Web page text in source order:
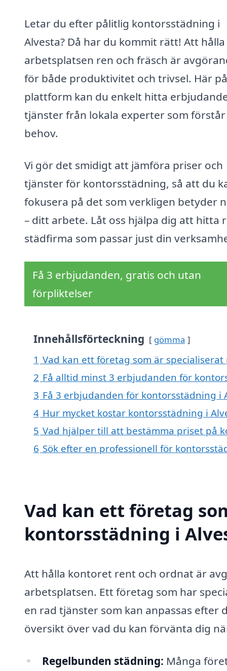
Letar du efter pålitlig kontorsstädning i
Alvesta? Då har du kommit rätt! Att hålla
arbetsplatsen ren och fräsch är
för både produktivitet och trivsel. Här
plattform kan du enkelt hitta
tjänster från lokala experter som
behov.
Vi gör det smidigt att jämföra priser och
tjänster för kontorsstädning, så att du
fokusera på det som verkligen betyder
– ditt arbete. Låt oss hjälpa dig att hitta
städfirma som passar just din
Få 3 erbjudanden, gratis och utan
förpliktelser
Innehållsförteckning gömma
1 Vad kan ett företag som är
2 Få alltid minst 3 erbjudanden för
3 Få 3 erbjudanden för kontorsstädning i
4 Hur mycket kostar kontorsstädning i
5 Vad hjälper till att bestämma priset på
6 Sök efter en professionell för
Vad kan ett företag
kontorsstädning i
Att hålla kontoret rent och ordnat är
arbetsplatsen. Ett företag som har
en rad tjänster som kan anpassas
översikt över vad du kan förvänta dig
Regelbunden städning: Många